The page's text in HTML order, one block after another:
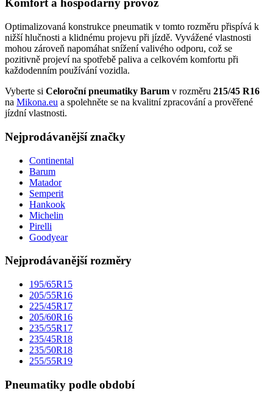
Komfort a hospodárný provoz
Optimalizovaná konstrukce pneumatik v tomto rozměru přispívá k
nižší hlučnosti a klidnému projevu při jízdě. Vyvážené vlastnosti
mohou zároveň napomáhat snížení valivého odporu, což se
pozitivně projeví na spotřebě paliva a celkovém komfortu při
každodenním používání vozidla.
Vyberte si Celoroční pneumatiky Barum v rozměru 215/45 R16
na Mikona.eu a spolehněte se na kvalitní zpracování a prověřené
jízdní vlastnosti.
Nejprodávanější značky
Continental
Barum
Matador
Semperit
Hankook
Michelin
Pirelli
Goodyear
Nejprodávanější rozměry
195/65R15
205/55R16
225/45R17
205/60R16
235/55R17
235/45R18
235/50R18
255/55R19
Pneumatiky podle období